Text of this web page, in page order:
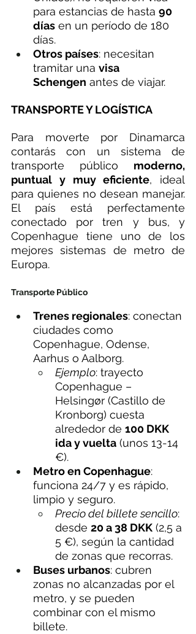
para estancias de hasta 90
días en un período de 180
días.
Otros países: necesitan
tramitar una visa
Schengen antes de viajar.
TRANSPORTE Y LOGÍSTICA
Para moverte por Dinamarca
contarás con un sistema de
transporte público moderno,
puntual y muy eficiente, ideal
para quienes no desean manejar.
El país está perfectamente
conectado por tren y bus, y
Copenhague tiene uno de los
mejores sistemas de metro de
Europa.
Transporte Público
Trenes regionales: conectan
ciudades como
Copenhague, Odense,
Aarhus o Aalborg.
Ejemplo: trayecto
Copenhague –
Helsingør (Castillo de
Kronborg) cuesta
alrededor de 100 DKK
ida y vuelta (unos 13-14
€).
Metro en Copenhague:
funciona 24/7 y es rápido,
limpio y seguro.
Precio del billete sencillo:
desde 20 a 38 DKK (2,5 a
5 €), según la cantidad
de zonas que recorras.
Buses urbanos: cubren
zonas no alcanzadas por el
metro, y se pueden
combinar con el mismo
billete.